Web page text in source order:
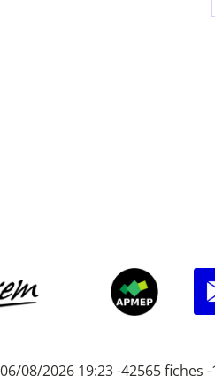
08/2026 19:23 -42565 fiches -